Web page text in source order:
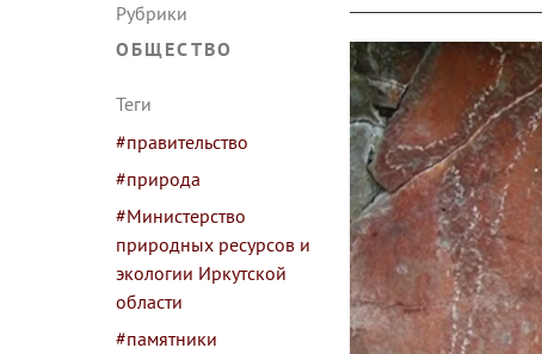
Рубрики
ОБЩЕСТВО
Теги
#правительство
#природа
#Министерство
природных ресурсов и
экологии Иркутской
области
#памятники